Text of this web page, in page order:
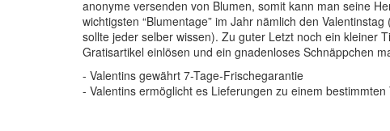
anonyme versenden von Blumen, somit kann man seine
wichtigsten “Blumentage” im Jahr nämlich den
sollte jeder selber wissen). Zu guter Letzt noch ein kleiner
Gratisartikel einlösen und ein gnadenloses Schnäppchen
- Valentins gewährt 7-Tage-Frischegarantie
- Valentins ermöglicht es Lieferungen zu einem